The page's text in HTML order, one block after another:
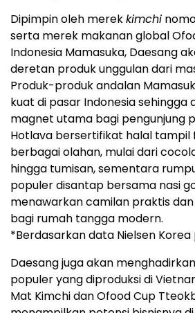
Dipimpin oleh merekkimchi
serta merek makanan global
Indonesia Mamasuka, Daesang
deretan produk unggulan dari
Produk-produk andalan
kuat di pasar Indonesia sehingga
magnet utama bagi pengunjung
Hotlava bersertifikat halal tampil
berbagai olahan, mulai dari
hingga tumisan, sementara
populer disantap bersama nasi
menawarkan camilan praktis
bagi rumah tangga modern.
*Berdasarkan data Nielsen
Daesang juga akan
populer yang diproduksi di
Mat Kimchi dan Ofood Cup